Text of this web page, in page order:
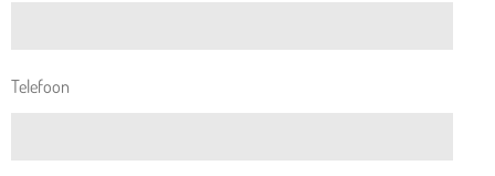
Telefoon